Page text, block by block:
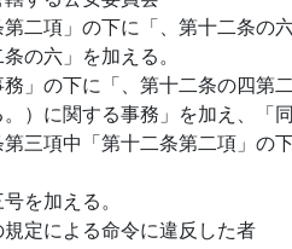
二項」の下に「、第十二条の
の六」を加える。
」の下に「、第十二条の四第
）に関する事務」を加え、「
三項中「第十二条第二項」の
を加える。
定による命令に違反した者